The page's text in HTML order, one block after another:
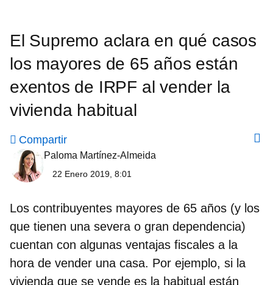
El Supremo aclara en qué casos
los mayores de 65 años están
exentos de IRPF al vender la
vivienda habitual
Compartir
Paloma Martínez-Almeida
22 Enero 2019, 8:01
Los contribuyentes mayores de 65 años (y los
que tienen una severa o gran dependencia)
cuentan con algunas ventajas fiscales a la
hora de vender una casa. Por ejemplo, si la
vivienda que se vende es la habitual están